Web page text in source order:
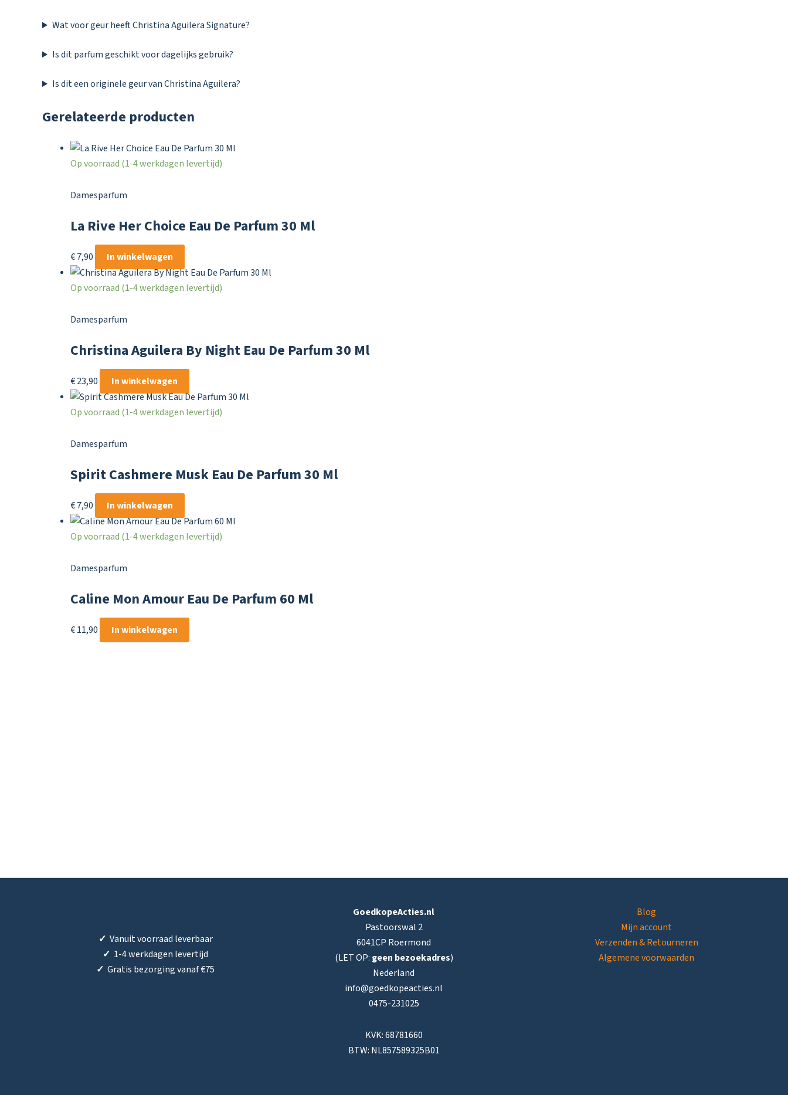
Wat voor geur heeft Christina Aguilera Signature?
Is dit parfum geschikt voor dagelijks gebruik?
Is dit een originele geur van Christina Aguilera?
Gerelateerde producten
Op voorraad (1-4 werkdagen levertijd)
Damesparfum
La Rive Her Choice Eau De Parfum 30 Ml
€7,90 In winkelwagen
Op voorraad (1-4 werkdagen levertijd)
Damesparfum
Christina Aguilera By Night Eau De Parfum 30 Ml
€23,90 In winkelwagen
Op voorraad (1-4 werkdagen levertijd)
Damesparfum
Spirit Cashmere Musk Eau De Parfum 30 Ml
€7,90 In winkelwagen
Op voorraad (1-4 werkdagen levertijd)
Damesparfum
Caline Mon Amour Eau De Parfum 60 Ml
€11,90 In winkelwagen
✓ Vanuit voorraad leverbaar
✓ 1-4 werkdagen levertijd
✓ Gratis bezorging vanaf €75
GoedkopeActies.nl
Pastoorswal 2
6041CP Roermond
(LET OP: geen bezoekadres)
Nederland
info@goedkopeacties.nl
0475-231025
KVK: 68781660
BTW: NL857589325B01
Blog
Mijn account
Verzenden & Retourneren
Algemene voorwaarden